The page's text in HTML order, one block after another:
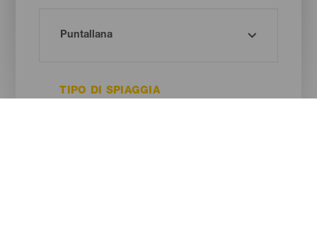
TIPO DI SPIAGGIA